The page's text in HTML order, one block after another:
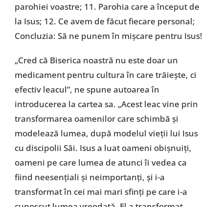
parohiei voastre; 11. Parohia care a început de
la Isus; 12. Ce avem de făcut fiecare personal;
Concluzia: Să ne punem în mișcare pentru Isus!
„Cred că Biserica noastră nu este doar un
medicament pentru cultura în care trăiește, ci
efectiv leacul”, ne spune autoarea în
introducerea la cartea sa. „Acest leac vine prin
transformarea oamenilor care schimbă și
modelează lumea, după modelul vieții lui Isus
cu discipolii Săi. Isus a luat oameni obișnuiți,
oameni pe care lumea de atunci îi vedea ca
fiind neesențiali și neimportanți, și i-a
transformat în cei mai mari sfinți pe care i-a